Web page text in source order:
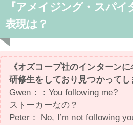
『アメイジング・スパ
表現は？
《オズコープ社のインターン
研修生をしており見つかってし
Gwen：：You following me?
ストーカーなの？
Peter： No, I’m not following